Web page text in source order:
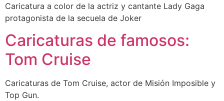
Caricatura a color de la actriz y cantante Lady Gaga
protagonista de la secuela de Joker
Caricaturas de famosos:
Tom Cruise
Caricaturas de Tom Cruise, actor de Misión Imposible y
Top Gun.